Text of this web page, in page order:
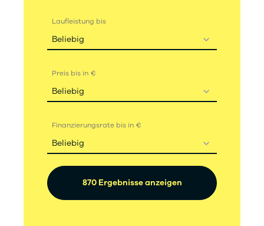
Laufleistung bis
Beliebig
Preis bis in €
Beliebig
Finanzierungsrate bis in €
Beliebig
870 Ergebnisse anzeigen